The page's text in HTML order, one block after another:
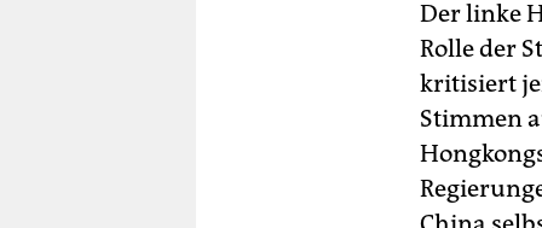
Der linke
Rolle der
kritisiert
Stimmen